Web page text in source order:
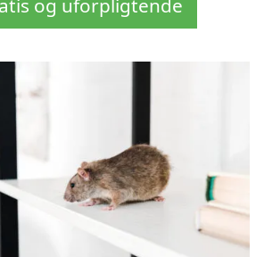
og uforpligtende